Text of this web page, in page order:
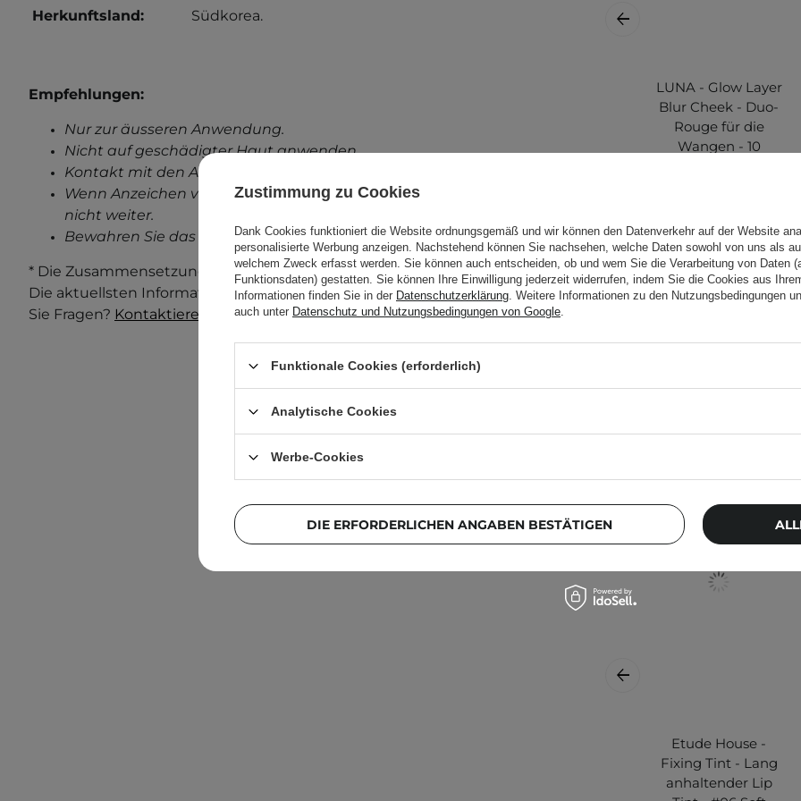
Herkunftsland:
Südkorea.
Empfehlungen:
Nur zur äusseren Anwendung.
Nicht auf geschädigter Haut anwenden.
Kontakt mit den Augen vermeiden.
Wenn Anzeichen von Reizungen auftreten, verwenden Sie das Produkt
nicht weiter.
Bewahren Sie das außerhalb der Reichweite von Kindern auf.
* Die Zusammensetzung und Verpackung des Produkts können sich ändern.
Die aktuellsten Informationen finden Sie immer auf der Verpackung. Haben
Sie Fragen? Kontaktieren Sie uns.
LUNA - Glow Layer
Blur Cheek - Duo-
Rouge für die
Wangen - 10
18,60 €
Weitere
Etude House -
Fixing Tint - Lang
anhaltender Lip
Zustimmung zu Cookies
Dank Cookies funktioniert die Website ordnungsgemäß und wir können den Datenverkehr auf der Website
personalisierte Werbung anzeigen. Nachstehend können Sie nachsehen, welche Daten sowohl von uns als
welchem Zweck erfasst werden. Sie können auch entscheiden, ob und wem Sie die Verarbeitung von Daten
Funktionsdaten) gestatten. Sie können Ihre Einwilligung jederzeit widerrufen, indem Sie die Cookies aus
Informationen finden Sie in der Datenschutzerklärung. Weitere Informationen zu den Nutzungsbedingungen
auch unter Datenschutz und Nutzungsbedingungen von Google.
Funktionale Cookies (erforderlich)
Analytische Cookies
Werbe-Cookies
DIE ERFORDERLICHEN ANGABEN BESTÄTIGEN